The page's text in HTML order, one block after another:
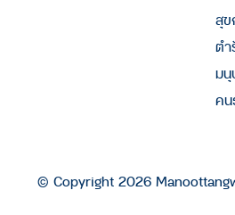
สุข
ตำ
มนุ
คน
© Copyright 2026